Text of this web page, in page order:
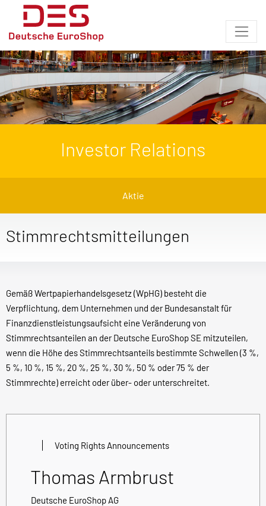
Investor Relations
Aktie
Stimmrechtsmitteilungen
Gemäß Wertpapierhandelsgesetz (WpHG) besteht die
Verpflichtung, dem Unternehmen und der Bundesanstalt für
Finanzdienstleistungsaufsicht eine Veränderung von
Stimmrechtsanteilen an der Deutsche EuroShop SE mitzuteilen,
wenn die Höhe des Stimmrechtsanteils bestimmte Schwellen (3 %,
5 %, 10 %, 15 %, 20 %, 25 %, 30 %, 50 % oder 75 % der
Stimmrechte) erreicht oder über- oder unterschreitet.
Voting Rights Announcements
Thomas Armbrust
Deutsche EuroShop AG